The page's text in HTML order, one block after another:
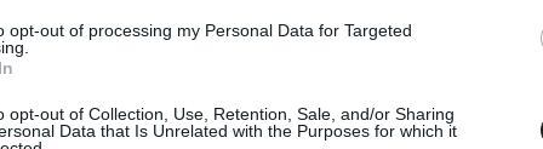
opt-out of processing my Personal Data for Targeted
opt-out of Collection, Use, Retention, Sale, and/or Sharing
Data that Is Unrelated with the Purposes for which it
mégis abba bukott bele.